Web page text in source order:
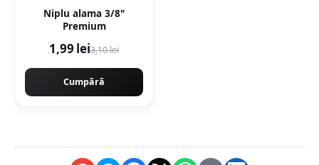
Niplu alama 3/8"
Premium
1,99 lei3,10 lei
Cumpără